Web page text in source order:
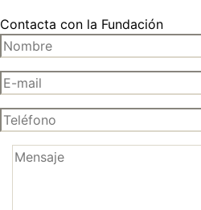
Contacta con la Fundación